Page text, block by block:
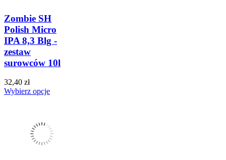
Zombie SH
Polish Micro
IPA 8,3 Blg -
zestaw
surowców 10l
32,40 zł
Wybierz opcje